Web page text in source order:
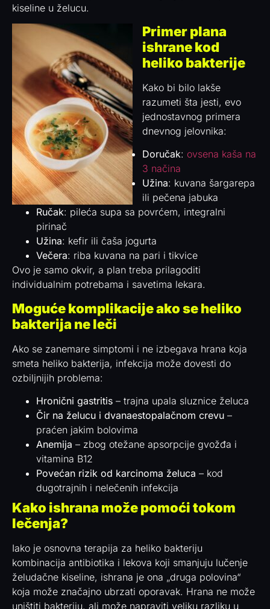
kiseline u želucu.
Primer plana
ishrane kod
heliko bakterije
Kako bi bilo lakše
razumeti šta jesti, evo
jednostavnog primera
dnevnog jelovnika:
Doručak: ovsena kaša na
3 načina
Užina: kuvana šargarepa
ili pečena jabuka
Ručak: pileća supa sa povrćem, integralni
pirinač
Užina: kefir ili čaša jogurta
Večera: riba kuvana na pari i tikvice
Ovo je samo okvir, a plan treba prilagoditi
individualnim potrebama i savetima lekara.
Moguće komplikacije ako se heliko
bakterija ne leči
Ako se zanemare simptomi i ne izbegava hrana koja
smeta heliko bakterija, infekcija može dovesti do
ozbiljnijih problema:
Hronični gastritis – trajna upala sluznice želuca
Čir na želucu i dvanaestopalačnom crevu –
praćen jakim bolovima
Anemija – zbog otežane apsorpcije gvožđa i
vitamina B12
Povećan rizik od karcinoma želuca – kod
dugotrajnih i nelečenih infekcija
Kako ishrana može pomoći tokom
lečenja?
Iako je osnovna terapija za heliko bakteriju
kombinacija antibiotika i lekova koji smanjuju lučenje
želudačne kiseline, ishrana je ona „druga polovina“
koja može značajno ubrzati oporavak. Hrana ne može
uništiti bakteriju, ali može napraviti veliku razliku u